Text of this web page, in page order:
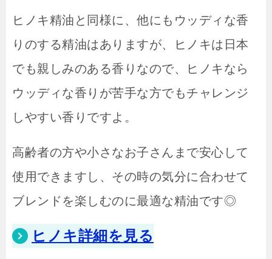
ヒノキ精油と同様に、他にもウッディな香
りのする精油はありますが、ヒノキは日本
でも親しみのある香りなので、ヒノキなら
ウッディな香りが苦手な方でもチャレンジ
しやすい香りですよ。
高齢者の方や小さなお子さんまで安心して
使用できますし、その時の気分に合わせて
ブレンドを楽しむのに最適な精油です◎
ヒノキ詳細を見る